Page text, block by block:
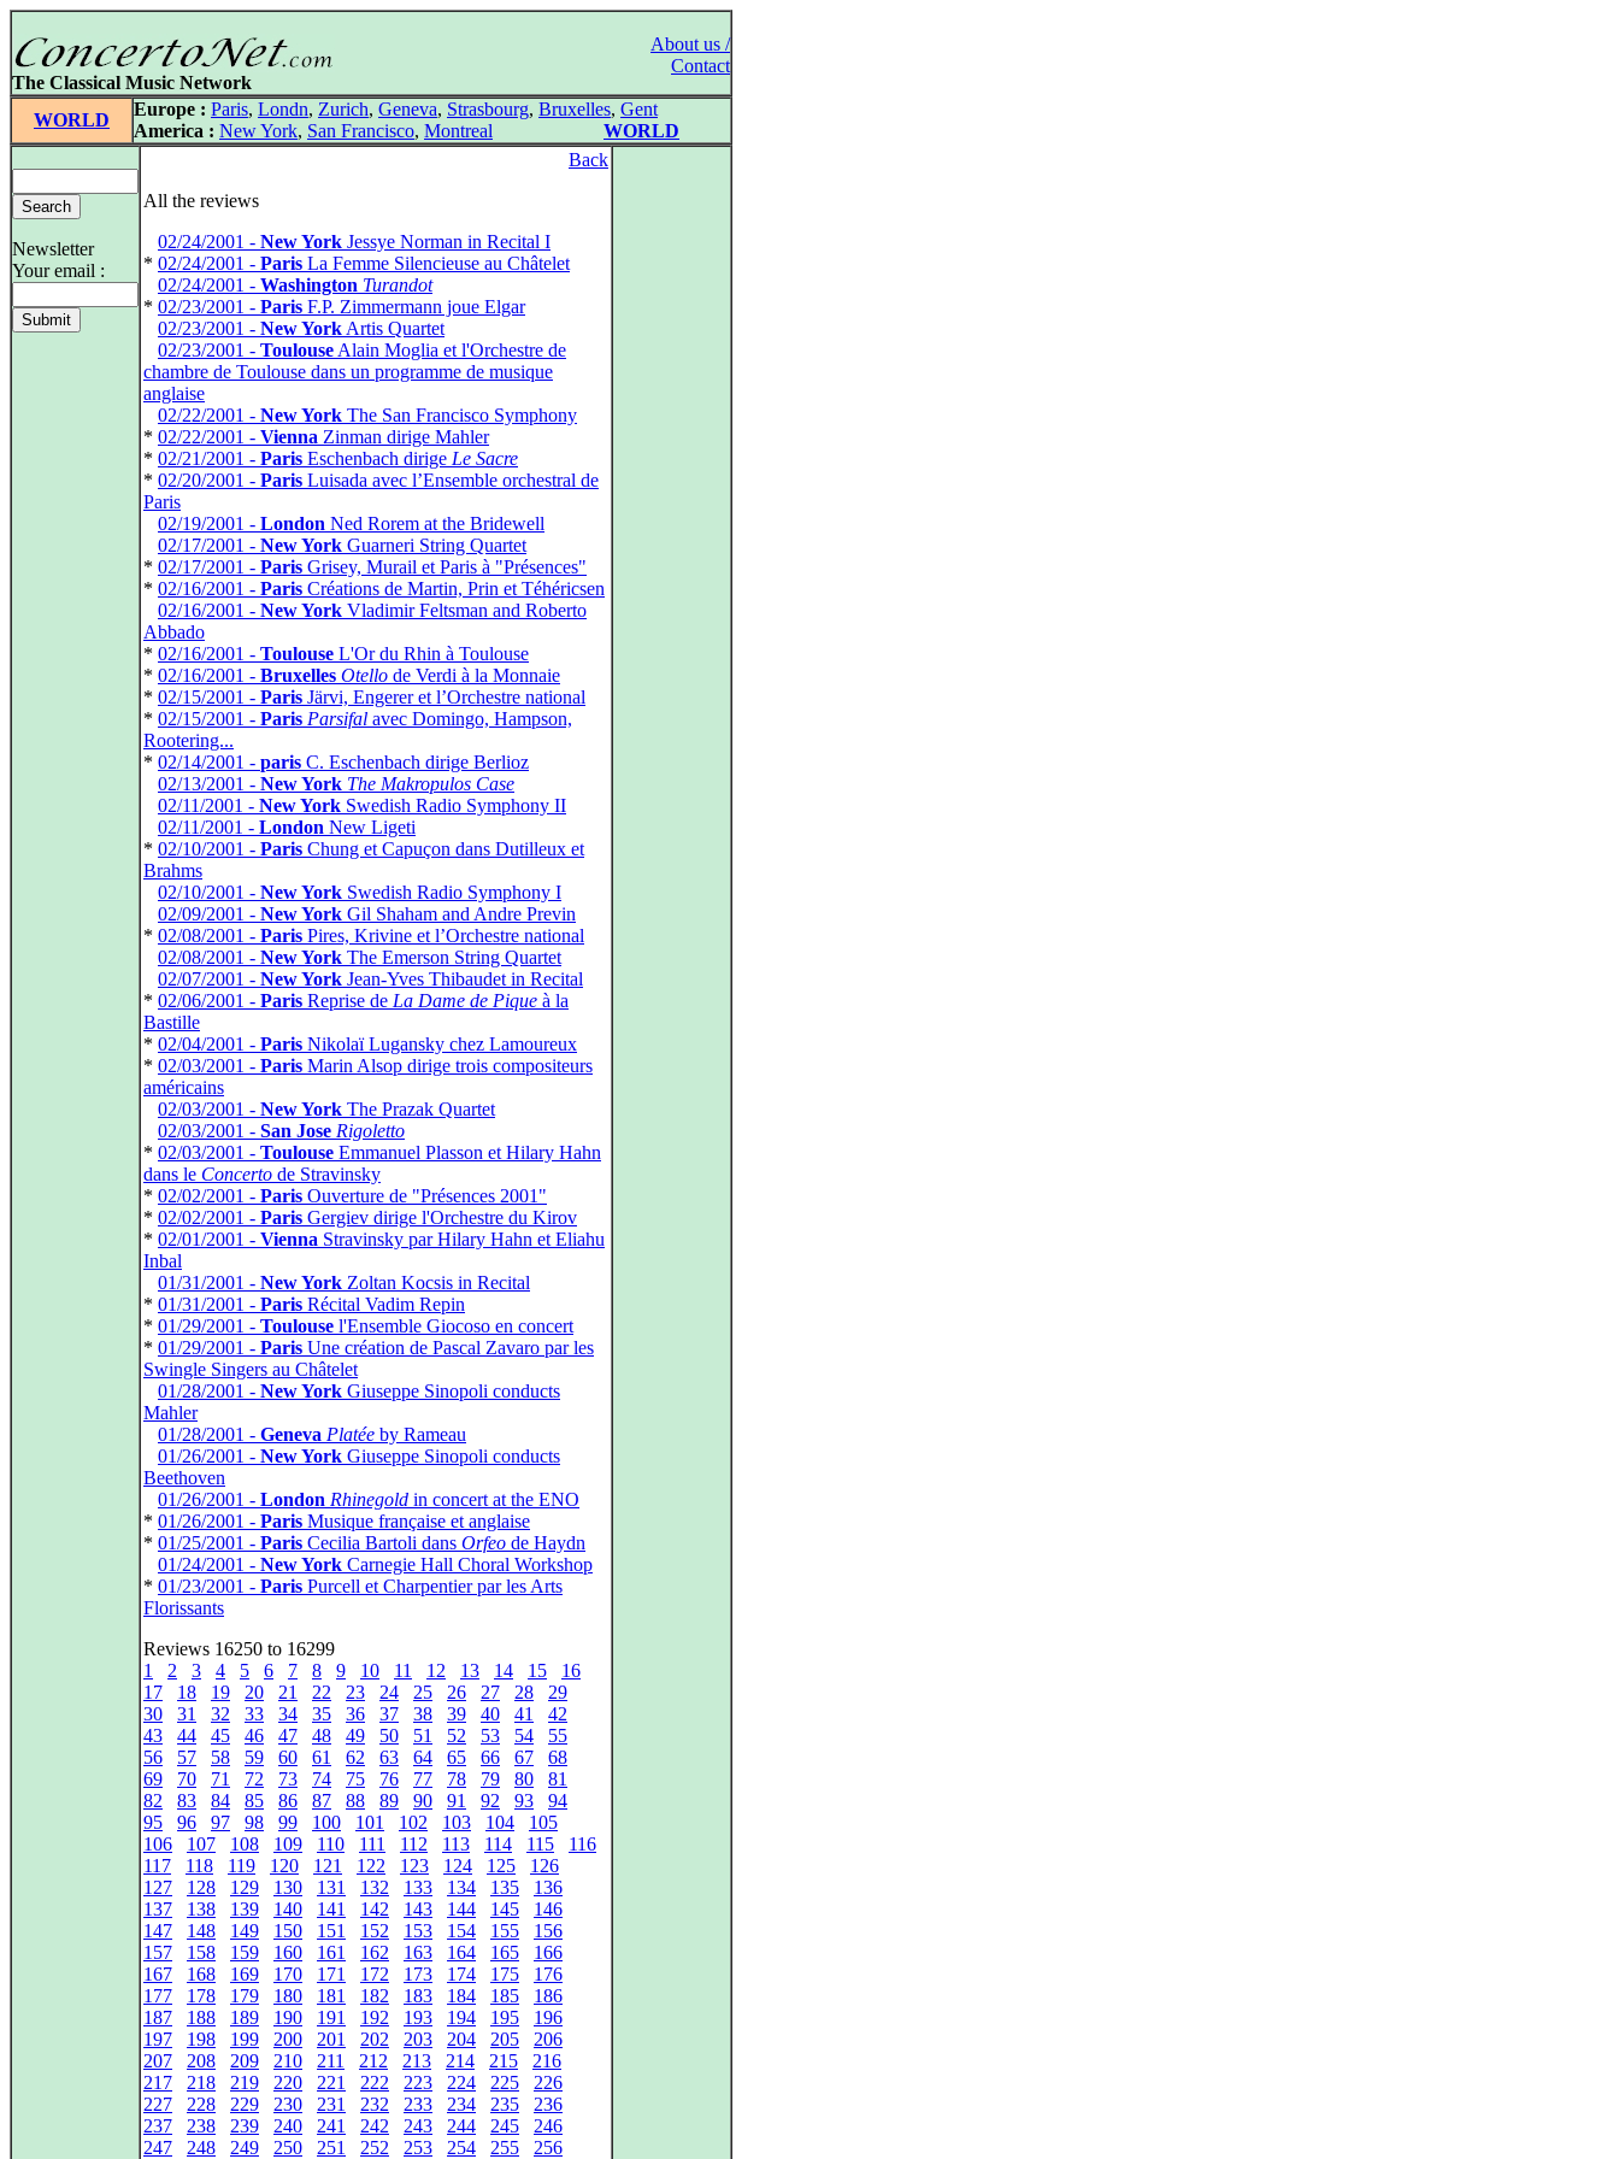
About us /
Contact
The Classical Music Network
WORLD
Europe : Paris, Londn, Zurich, Geneva, Strasbourg, Bruxelles, Gent
America : New York, San Francisco, Montreal WORLD
Newsletter
Your email :
Back
All the reviews
02/24/2001 - New York Jessye Norman in Recital I
* 02/24/2001 - Paris La Femme Silencieuse au Châtelet
02/24/2001 - Washington Turandot
* 02/23/2001 - Paris F.P. Zimmermann joue Elgar
02/23/2001 - New York Artis Quartet
02/23/2001 - Toulouse Alain Moglia et l'Orchestre de
chambre de Toulouse dans un programme de musique
anglaise
02/22/2001 - New York The San Francisco Symphony
* 02/22/2001 - Vienna Zinman dirige Mahler
* 02/21/2001 - Paris Eschenbach dirige Le Sacre
* 02/20/2001 - Paris Luisada avec l’Ensemble orchestral de
Paris
02/19/2001 - London Ned Rorem at the Bridewell
02/17/2001 - New York Guarneri String Quartet
* 02/17/2001 - Paris Grisey, Murail et Paris à "Présences"
* 02/16/2001 - Paris Créations de Martin, Prin et Téhéricsen
02/16/2001 - New York Vladimir Feltsman and Roberto
Abbado
* 02/16/2001 - Toulouse L'Or du Rhin à Toulouse
* 02/16/2001 - Bruxelles Otello de Verdi à la Monnaie
* 02/15/2001 - Paris Järvi, Engerer et l’Orchestre national
* 02/15/2001 - Paris Parsifal avec Domingo, Hampson,
Rootering...
* 02/14/2001 - paris C. Eschenbach dirige Berlioz
02/13/2001 - New York The Makropulos Case
02/11/2001 - New York Swedish Radio Symphony II
02/11/2001 - London New Ligeti
* 02/10/2001 - Paris Chung et Capuçon dans Dutilleux et
Brahms
02/10/2001 - New York Swedish Radio Symphony I
02/09/2001 - New York Gil Shaham and Andre Previn
* 02/08/2001 - Paris Pires, Krivine et l’Orchestre national
02/08/2001 - New York The Emerson String Quartet
02/07/2001 - New York Jean-Yves Thibaudet in Recital
* 02/06/2001 - Paris Reprise de La Dame de Pique à la
Bastille
* 02/04/2001 - Paris Nikolaï Lugansky chez Lamoureux
* 02/03/2001 - Paris Marin Alsop dirige trois compositeurs
américains
02/03/2001 - New York The Prazak Quartet
02/03/2001 - San Jose Rigoletto
* 02/03/2001 - Toulouse Emmanuel Plasson et Hilary Hahn
dans le Concerto de Stravinsky
* 02/02/2001 - Paris Ouverture de "Présences 2001"
* 02/02/2001 - Paris Gergiev dirige l'Orchestre du Kirov
* 02/01/2001 - Vienna Stravinsky par Hilary Hahn et Eliahu
Inbal
01/31/2001 - New York Zoltan Kocsis in Recital
* 01/31/2001 - Paris Récital Vadim Repin
* 01/29/2001 - Toulouse l'Ensemble Giocoso en concert
* 01/29/2001 - Paris Une création de Pascal Zavaro par les
Swingle Singers au Châtelet
01/28/2001 - New York Giuseppe Sinopoli conducts
Mahler
01/28/2001 - Geneva Platée by Rameau
01/26/2001 - New York Giuseppe Sinopoli conducts
Beethoven
01/26/2001 - London Rhinegold in concert at the ENO
* 01/26/2001 - Paris Musique française et anglaise
* 01/25/2001 - Paris Cecilia Bartoli dans Orfeo de Haydn
01/24/2001 - New York Carnegie Hall Choral Workshop
* 01/23/2001 - Paris Purcell et Charpentier par les Arts
Florissants
Reviews 16250 to 16299
1
2 3 4 5 6 7 8 9 10 11 12 13 14 15
16
17
18 19 20 21 22 23 24 25 26 27 28
29
30
31 32 33 34 35 36 37 38 39 40 41
42
43
44 45 46 47 48 49 50 51 52 53 54
55
56
57 58 59 60 61 62 63 64 65 66 67
68
69
70 71 72 73 74 75 76 77 78 79 80
81
82
83 84 85 86 87 88 89 90 91 92 93
94
95
96 97 98 99 100 101 102 103 104
105
106
107 108 109 110 111 112 113 114 115
116
117
118 119 120 121 122 123 124 125
126
127
128 129 130 131 132 133 134 135
136
137
138 139 140 141 142 143 144 145
146
147
148 149 150 151 152 153 154 155
156
157
158 159 160 161 162 163 164 165
166
167
168 169 170 171 172 173 174 175
176
177
178 179 180 181 182 183 184 185
186
187
188 189 190 191 192 193 194 195
196
197
198 199 200 201 202 203 204 205
206
207
208 209 210 211 212 213 214 215
216
217
218 219 220 221 222 223 224 225
226
227
228 229 230 231 232 233 234 235
236
237
238 239 240 241 242 243 244 245
246
247
248 249 250 251 252 253 254 255 256